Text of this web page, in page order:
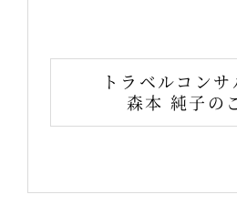
トラベルコンサ
森本 純子の